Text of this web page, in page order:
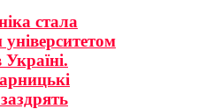
стала
Україні.